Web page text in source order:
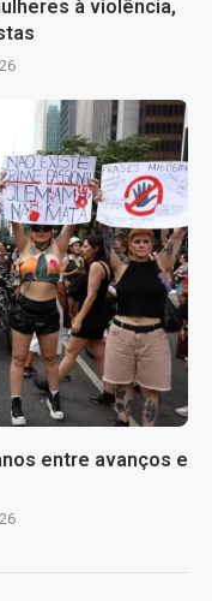
à violência,
entre avanços e